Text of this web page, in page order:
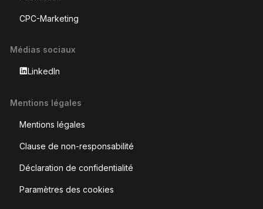
CPC-Marketing
Médias sociaux
LinkedIn
Mentions légales
Mentions légales
Clause de non-responsabilité
Déclaration de confidentialité
Paramètres des cookies